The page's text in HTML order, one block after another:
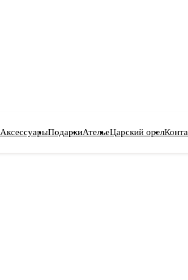
АксессуарыПодаркиАтельеЦарский орел